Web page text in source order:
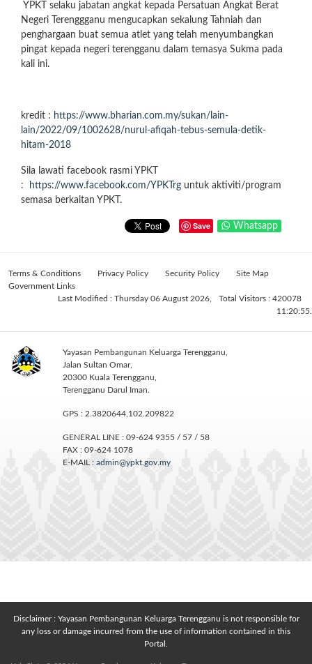
YPKT selaku jabatan angkat kepada Persatuan Angkat Berat
Negeri Terenggganu mengucapkan sekalung Tahniah dan
penghargaan buat semua atlet yang telah menyumbangkan
pingat kepada negeri terengganu dalam temasya Sukma pada
kali ini.
kredit : https://www.bharian.com.my/sukan/lain-
lain/2022/09/1002628/nurul-afiqah-tebus-semula-detik-
hitam-2018
Sila lawati facebook rasmi YPKT
:
https://www.facebook.com/YPKTrg untuk aktiviti/program
semasa berkaitan YPKT.
Save Whatsapp
Terms & Conditions Privacy Policy Security Policy
Site Map
Government Links
Total Visitors : 420078
Last Modified : Thursday 06 August 2026,
11:20:55.
Yayasan Pembangunan Keluarga Terengganu,
Jalan Sultan Omar,
20300 Kuala Terengganu,
Terengganu Darul Iman.
GPS : 2.3820644,102.209822
GENERAL LINE : 09-624 9355 / 57 / 58
FAX : 09-624 1078
E-MAIL : admin@ypkt.gov.my
Disclaimer : Yayasan Pembangunan Keluarga Terengganu is not responsible for
any loss or damage incurred from the use of information contained in this
Portal.